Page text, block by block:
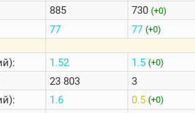
885
77
1.52
23 803
1.6
730 (+0)
77 (+0)
1.5 (+0)
3
0.5 (+0)